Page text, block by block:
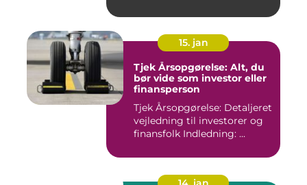
15. jan
Tjek Årsopgørelse: Alt, du
bør vide som investor eller
finansperson
Tjek Årsopgørelse: Detaljeret
vejledning til investorer og
finansfolk Indledning: ...